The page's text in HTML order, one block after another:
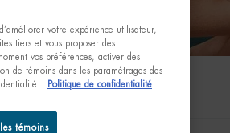
votre expérience utilisateur,
tiers et vous proposer des
vos préférences, activer des
de témoins dans les paramétrages des
Politique de confidentialité
témoins